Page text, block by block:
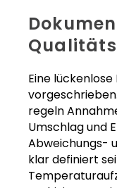
Eine
regeln
Umschlag und
Abweichungs-
klar definiert